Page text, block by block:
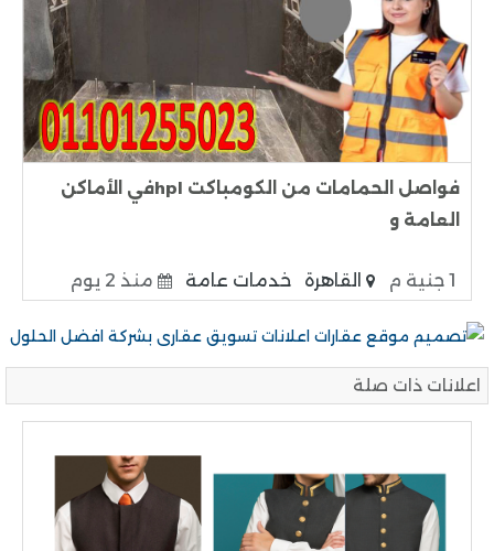
فواصل الحمامات من الكومباكت hplفي الأماكن
العامة و
1 جنية م القاهرة خدمات عامة منذ 2 يوم
اعلانات ذات صلة